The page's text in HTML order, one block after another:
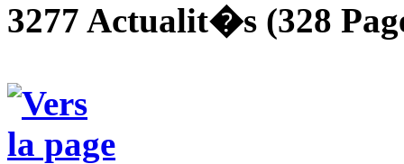
3277 Actualit�s (328